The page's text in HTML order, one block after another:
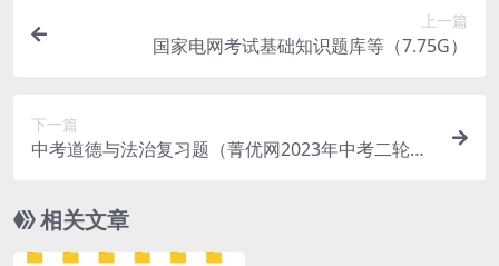
上一篇
国家电网考试基础知识题库等（7.75G）
下一篇
中考道德与法治复习题（菁优网2023年中考二轮复
相关文章